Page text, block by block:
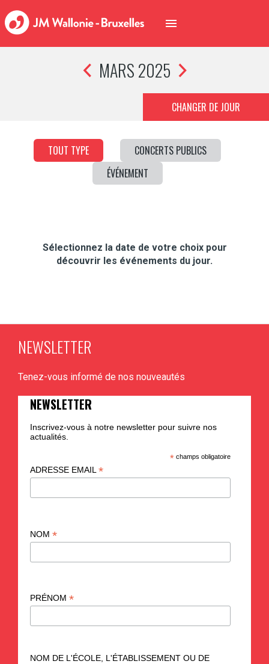
MARS 2025
CHANGER DE JOUR
TOUT TYPE
CONCERTS PUBLICS
ÉVÉNEMENT
Sélectionnez la date de votre choix pour
découvrir les événements du jour.
NEWSLETTER
Tenez-vous informé de nos nouveautés
NEWSLETTER
Inscrivez-vous à notre newsletter pour suivre nos
actualités.
* champs obligatoire
ADRESSE EMAIL *
NOM *
PRÉNOM *
NOM DE L'ÉCOLE, L'ÉTABLISSEMENT OU DE